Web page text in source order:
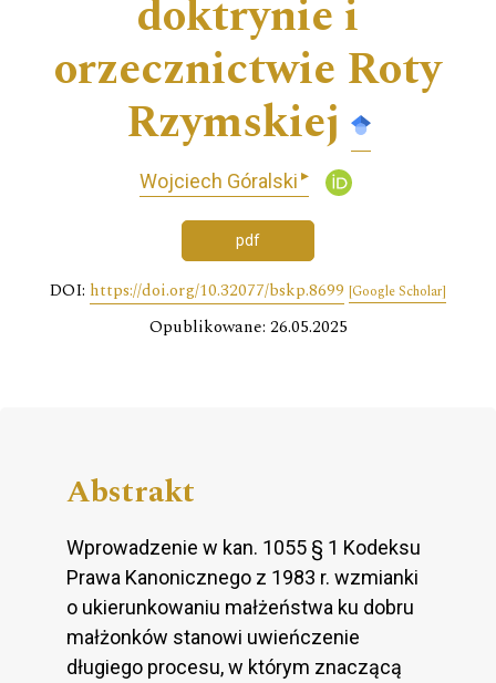
doktrynie i
orzecznictwie Roty
Rzymskiej
Wojciech Góralski ▸
pdf
DOI: https://doi.org/10.32077/bskp.8699 [Google Scholar]
Opublikowane: 26.05.2025
Abstrakt
Wprowadzenie w kan. 1055 § 1 Kodeksu
Prawa Kanonicznego z 1983 r. wzmianki
o ukierunkowaniu małżeństwa ku dobru
małżonków stanowi uwieńczenie
długiego procesu, w którym znaczącą